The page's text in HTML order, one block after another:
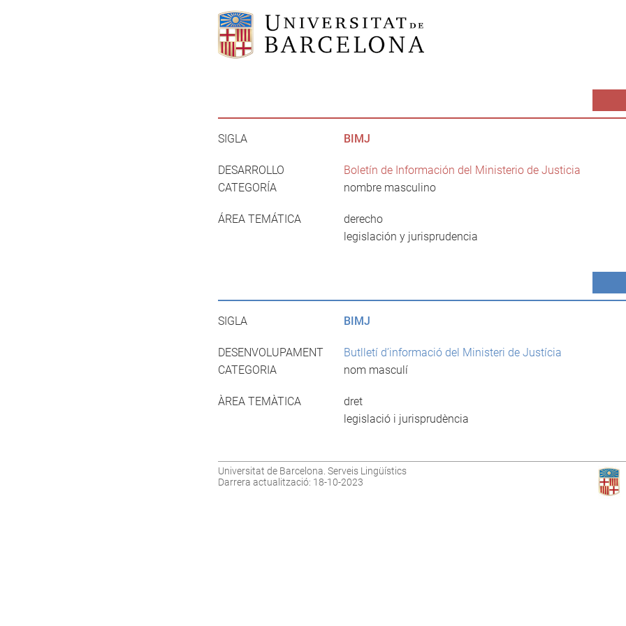
SIGLA BIMJ
DESARROLLO
Boletín de Información del Ministerio de Justicia
CATEGORÍA
nombre masculino
ÁREA TEMÁTICA
derecho
legislación y jurisprudencia
SIGLA BIMJ
DESENVOLUPAMENT
Butlletí d’informació del Ministeri de Justícia
CATEGORIA
nom masculí
ÀREA TEMÀTICA
dret
legislació i jurisprudència
Universitat de Barcelona. Serveis Lingüístics
Darrera actualització: 18-10-2023